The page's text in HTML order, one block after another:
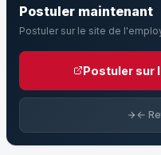
Postuler maintenant
Postuler sur le site de
Postuler sur
←